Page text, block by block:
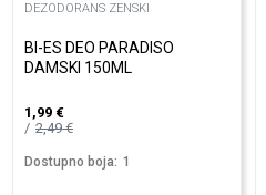
DEZODORANS ZENSKI
BI-ES DEO PARADISO
DAMSKI 150ML
1,99 €
2,49€
Dostupno boja: 1